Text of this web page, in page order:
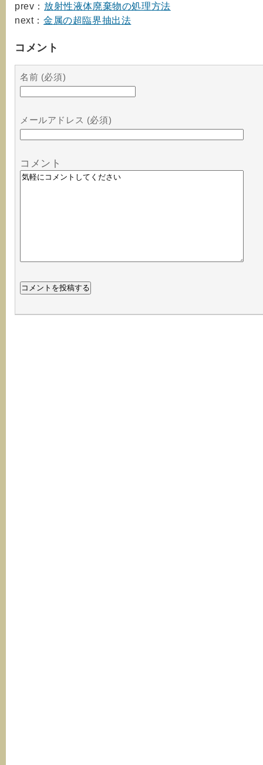
prev： 放射性液体廃棄物の処理方法
next： 金属の超臨界抽出法
コメント
名前 (必須)
メールアドレス (必須)
コメント